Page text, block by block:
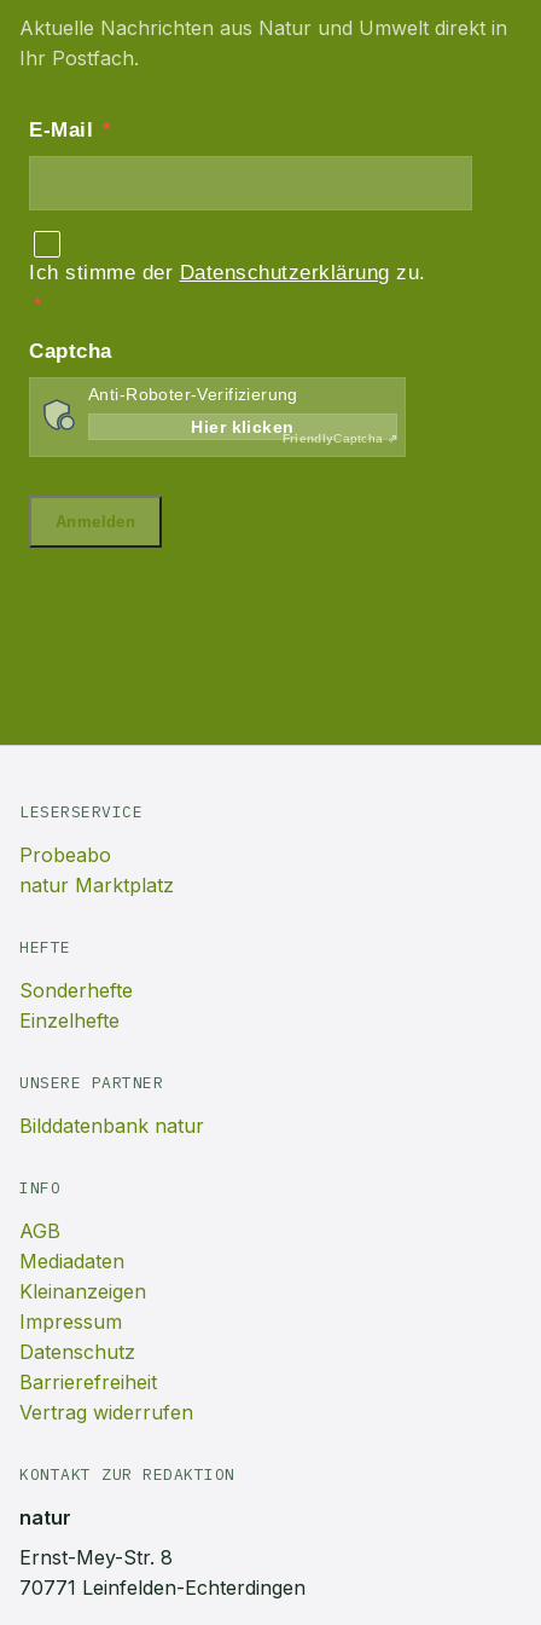
Aktuelle Nachrichten aus Natur und Umwelt direkt in
Ihr Postfach.
LESERSERVICE
Probeabo
natur Marktplatz
HEFTE
Sonderhefte
Einzelhefte
UNSERE PARTNER
Bilddatenbank natur
INFO
AGB
Mediadaten
Kleinanzeigen
Impressum
Datenschutz
Barrierefreiheit
Vertrag widerrufen
KONTAKT ZUR REDAKTION
natur
Ernst-Mey-Str. 8
70771 Leinfelden-Echterdingen